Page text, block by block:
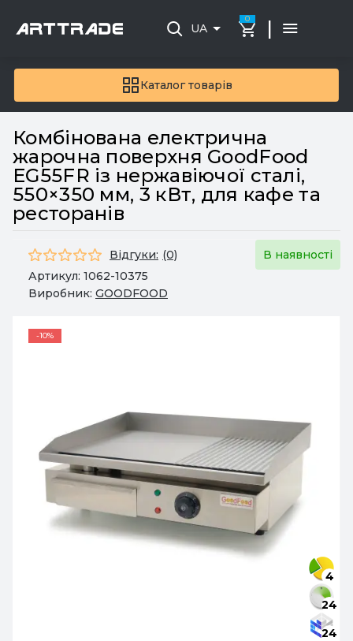
Каталог товарів
UA
0 |
Комбінована електрична
жарочна поверхня GoodFood
EG55FR із нержавіючої сталі,
550×350 мм, 3 кВт, для кафе та
ресторанів
Відгуки: (0)
В наявності
Артикул: 1062-10375
Виробник: GOODFOOD
-10%
4
24
24